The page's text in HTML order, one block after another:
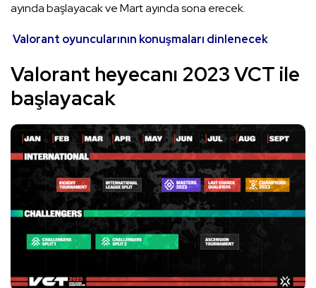
ayında başlayacak ve Mart ayında sona erecek.
Valorant oyuncularının konuşmaları dinlenecek
Valorant heyecanı 2023 VCT ile
başlayacak